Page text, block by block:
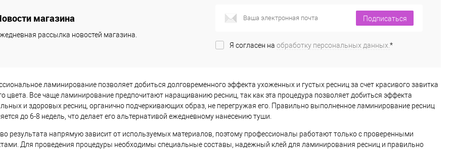
в 1
Сравнение
клик
магазина
рассылка новостей магазина.
Подписаться
Я согласен на обработку персональных данных. *
ламинирование позволяет добиться долговременного эффекта ухоженных и густых ресниц за счет красивого завитка
цвета. Все чаще ламинирование предпочитают наращиванию ресниц, так как эта процедура позволяет добиться эффекта
и здоровых ресниц, органично подчеркивающих образ, не перегружая его. Правильно выполненное ламинирование ресниц
до 6-8 недель, что делает его альтернативой ежедневному нанесению туши.
результата напрямую зависит от используемых материалов, поэтому профессионалы работают только с проверенными
Для проведения процедуры необходимы специальные составы, надежный клей для ламинирования ресниц и правильно